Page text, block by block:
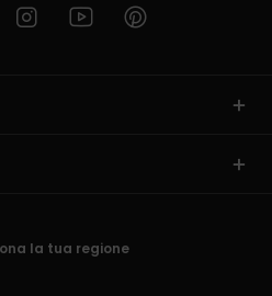
la tua regione